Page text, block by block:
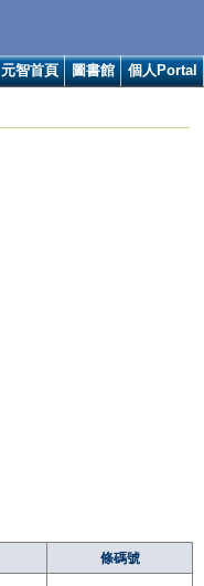
元智首頁 圖書館 個人Portal
條碼號